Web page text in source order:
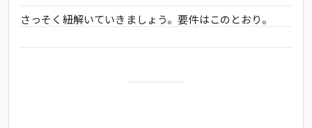
さっそく紐解いていきましょう。要件はこのとおり。